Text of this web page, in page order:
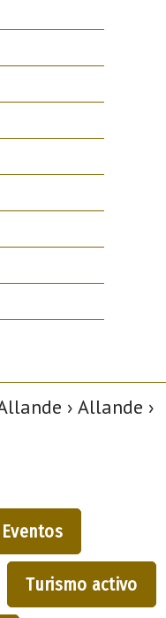
› Allande ›
Eventos
Turismo activo